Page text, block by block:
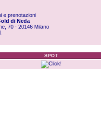
e prenotazioni
di Neda
70 - 20146 Milano
SPOT